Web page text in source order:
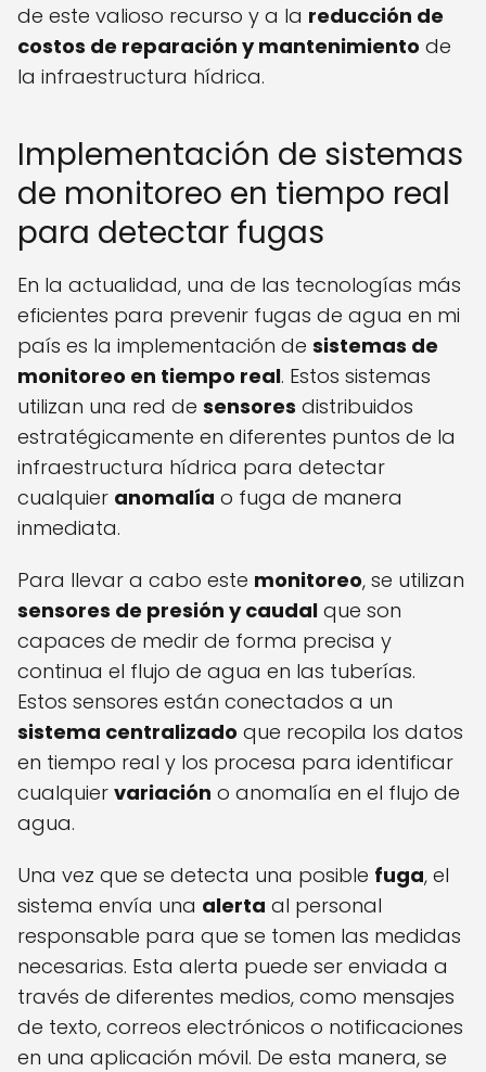
de este valioso recurso y a la reducción de
costos de reparación y mantenimiento de
la infraestructura hídrica.
Implementación de sistemas
de monitoreo en tiempo real
para detectar fugas
En la actualidad, una de las tecnologías más
eficientes para prevenir fugas de agua en mi
país es la implementación de sistemas de
monitoreo en tiempo real. Estos sistemas
utilizan una red de sensores distribuidos
estratégicamente en diferentes puntos de la
infraestructura hídrica para detectar
cualquier anomalía o fuga de manera
inmediata.
Para llevar a cabo este monitoreo, se utilizan
sensores de presión y caudal que son
capaces de medir de forma precisa y
continua el flujo de agua en las tuberías.
Estos sensores están conectados a un
sistema centralizado que recopila los datos
en tiempo real y los procesa para identificar
cualquier variación o anomalía en el flujo de
agua.
Una vez que se detecta una posible fuga, el
sistema envía una alerta al personal
responsable para que se tomen las medidas
necesarias. Esta alerta puede ser enviada a
través de diferentes medios, como mensajes
de texto, correos electrónicos o notificaciones
en una aplicación móvil. De esta manera, se